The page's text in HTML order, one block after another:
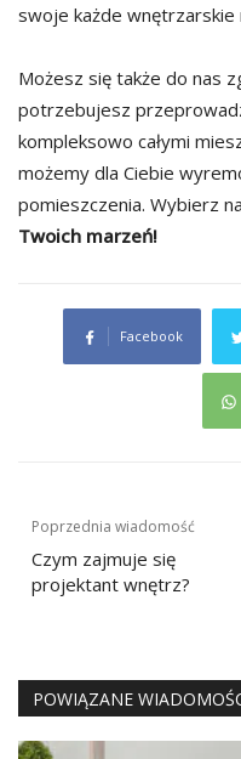
swoje każde wnętrzarskie
Możesz się także do nas
potrzebujesz
kompleksowo całymi
możemy dla Ciebie
pomieszczenia. Wybierz
Twoich marzeń!
Facebook
Nawigacja
wpisu
Poprzednia wiadomość
Czym zajmuje się
projektant wnętrz?
POWIĄZANE